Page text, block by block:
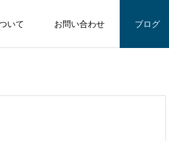
いて お問い合わせ ブログ